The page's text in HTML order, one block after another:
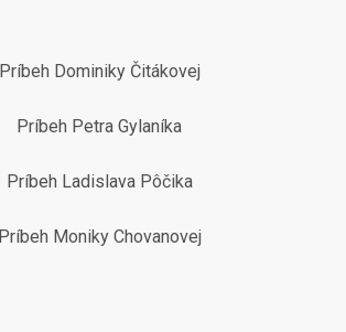
Príbeh Dominiky Čitákovej
Príbeh Petra Gylaníka
Príbeh Ladislava Pôčika
Príbeh Moniky Chovanovej